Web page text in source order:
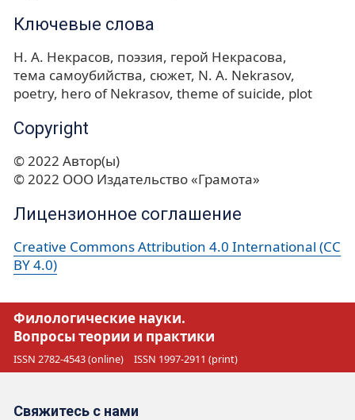
Ключевые слова
Н. А. Некрасов поэзия герой Некрасова
тема самоубийства сюжет N. A. Nekrasov
poetry hero of Nekrasov theme of suicide plot
Copyright
© 2022 Автор(ы)
© 2022 ООО Издательство «Грамота»
Лицензионное соглашение
Creative Commons Attribution 4.0 International (CC
BY 4.0)
Филологические науки.
Вопросы теории и практики
ISSN 2782-4543 (online) ISSN 1997-2911 (print)
Свяжитесь с нами